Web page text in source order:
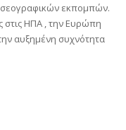
εκπομπών.
στις ΗΠΑ , την Ευρώπη
αυξημένη συχνότητα